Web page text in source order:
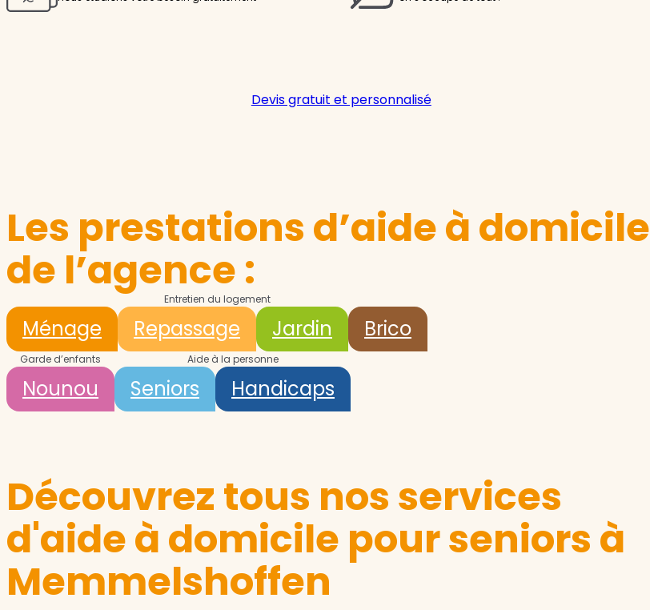
Devis gratuit et personnalisé
Les prestations d’aide à domicile
de l’agence :
Entretien du logement
Ménage Repassage Jardin Brico
Garde d’enfants
Nounou
Aide à la personne
Seniors Handicaps
Découvrez tous nos services
d'aide à domicile pour seniors à
Memmelshoffen